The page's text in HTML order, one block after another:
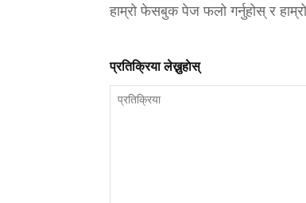
हाम्रो फेसबुक पेज फलो गर्नुहोस् र
प्रतिक्रिया लेख्नुहाेस्